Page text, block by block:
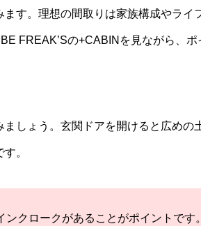
す。理想の間取りは家族構成やライ
FREAK’Sの+CABINを見ながら、ポ
ましょう。玄関ドアを開けると広め
。
ンクロークがあることがポイントで